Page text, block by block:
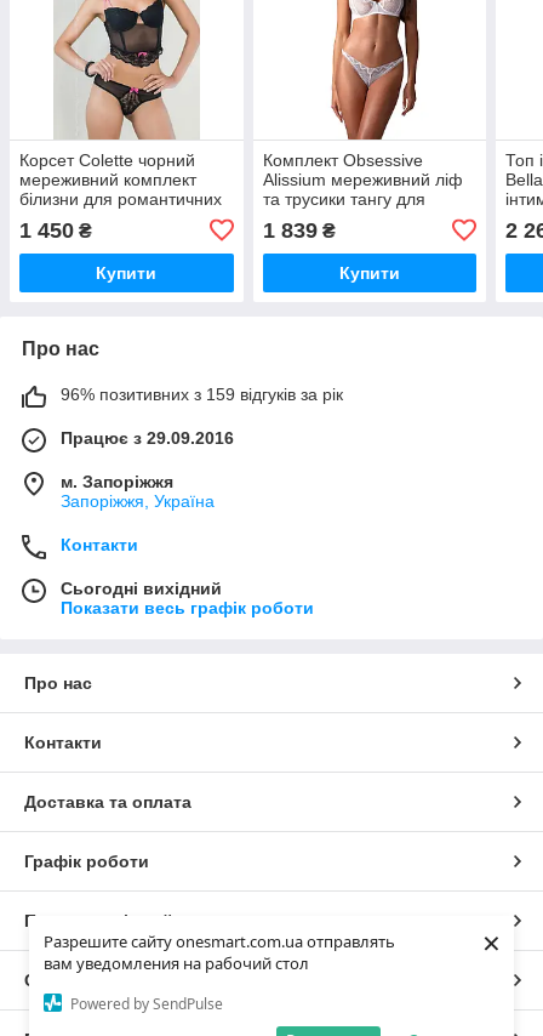
Разрешите сайту onesmart.com.ua отправлять
вам уведомления на рабочий стол
Powered by SendPulse
×
Корсет Colette чорний
мереживний комплект
білизни для романтичних
корсетом та трусиками
1 450 ₴
Купити
Комплект Obsessive
Alissium мереживний ліф
та трусики тангу для
романтичних зустрічей та
повсякденного носіння
1 839₴
Купити
Топ
2
Про нас
96% позитивних з 159 відгуків за рік
Працює з 29.09.2016
м. Запоріжжя
Запоріжжя, Україна
Контакти
Сьогодні вихідний
Показати весь графік роботи
Про нас
Контакти
Доставка та оплата
Графік роботи
Повна версія сайту
Сайт створено на маркетплейсі